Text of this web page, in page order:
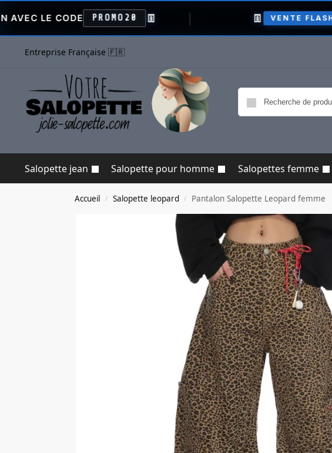
PROMO20 👖 VENTE FLASH -20%
Entreprise Française 🇫🇷
Salopette jean Salopette pour homme Salopettes femme
Accueil / Salopette leopard / Pantalon Salopette Leopard femme